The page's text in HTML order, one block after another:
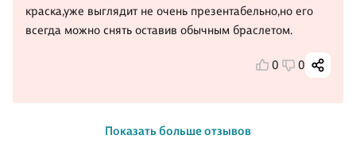
краска,уже выглядит не очень презентабельно,но его
всегда можно снять оставив обычным браслетом.
0 0
Показать больше отзывов